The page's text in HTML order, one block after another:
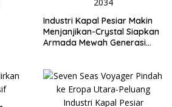
Industri Kapal Pesiar Makin
Menjanjikan-Crystal Siapkan
Armada Mewah Generasi